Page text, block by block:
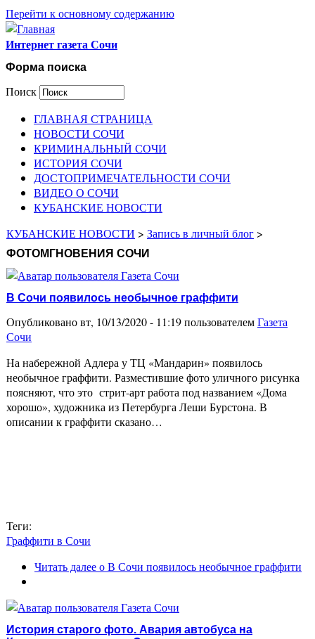
Перейти к основному содержанию
Интернет газета Сочи
Форма поиска
Поиск
ГЛАВНАЯ СТРАНИЦА
НОВОСТИ СОЧИ
КРИМИНАЛЬНЫЙ СОЧИ
ИСТОРИЯ СОЧИ
ДОСТОПРИМЕЧАТЕЛЬНОСТИ СОЧИ
ВИДЕО О СОЧИ
КУБАНСКИЕ НОВОСТИ
КУБАНСКИЕ НОВОСТИ > Запись в личный блог >
ФОТОМГНОВЕНИЯ СОЧИ
В Сочи появилось необычное граффити
Опубликовано вт, 10/13/2020 - 11:19 пользователемГазета
Сочи
На набережной Адлера у ТЦ «Мандарин» появилось
необычное граффити. Разместившие фото уличного рисунка
поясняют, что это стрит-арт работа под названием «Дома
хорошо», художника из Петербурга Леши Бурстона. В
описании к граффити сказано…
Теги:
Граффити в Сочи
Читать далеео В Сочи появилось необычное граффити
История старого фото. Авария автобуса на